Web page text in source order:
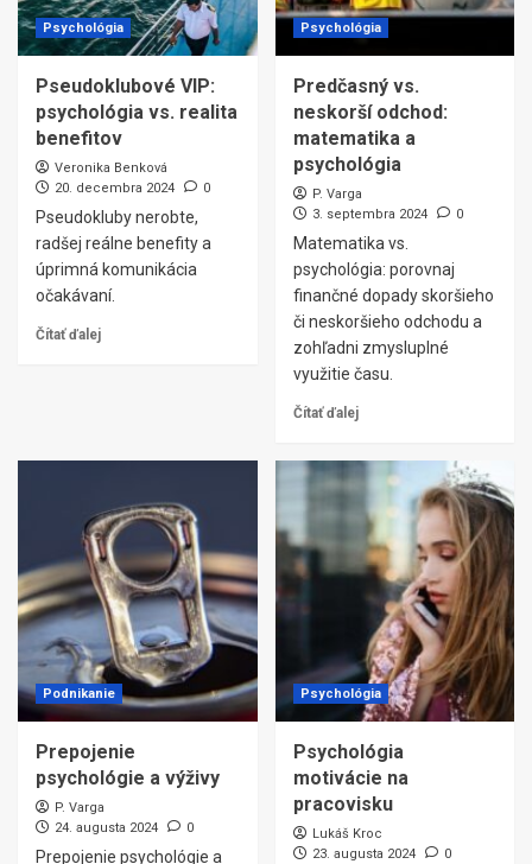
Psychológia
Pseudoklubové VIP:
psychológia vs. realita
benefitov
Veronika Benková
20. decembra 2024
0
Pseudokluby nerobte,
radšej reálne benefity a
úprimná komunikácia
očakávaní.
Čítať ďalej
Psychológia
Predčasný vs.
neskorší odchod:
matematika a
psychológia
P. Varga
3. septembra 2024
0
Matematika vs.
psychológia: porovnaj
finančné dopady skoršieho
či neskoršieho odchodu a
zohľadni zmysluplné
využitie času.
Čítať ďalej
Podnikanie
Prepojenie
psychológie a výživy
P. Varga
24. augusta 2024
0
Prepojenie psychológie a
Psychológia
Psychológia
motivácie na
pracovisku
Lukáš Kroc
23. augusta 2024
0